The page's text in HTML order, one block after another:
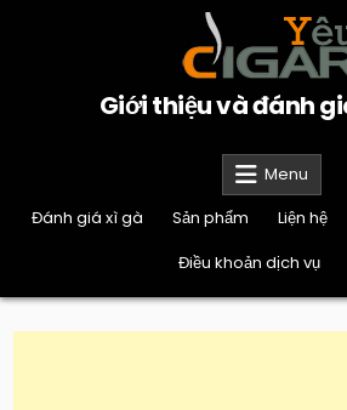
Giới thiệu và đánh
Menu
Đánh giá xì gà
Sản phẩm Liện hệ
Điều khoản dịch vụ